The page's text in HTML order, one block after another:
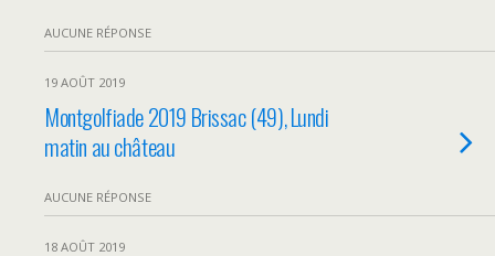
AUCUNE RÉPONSE
19 AOÛT 2019
Montgolfiade 2019 Brissac (49), Lundi
matin au château
AUCUNE RÉPONSE
18 AOÛT 2019